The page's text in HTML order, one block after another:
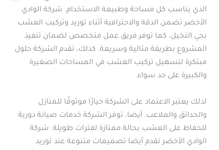
الذي يناسب كل مساحة وطبيعة الاستخدام. شركة الوادي
الأخضر تضمن الدقة والاحترافية أثناء توريد وتركيب العشب
بحي النخيل، كما توفر فريق عمل متخصص لضمان تنفيذ
المشروع بطريقة مثالية وسريعة. كذلك، تقدم الشركة حلول
مبتكرة لتسهيل تركيب العشب في المساحات الصغيرة
والكبيرة على حد سواء.
لذلك يعتبر الاعتماد على الشركة خيارًا موثوقًا للمنازل
والحدائق والملاعب. أيضا، توفر الشركة خدمات صيانة دورية
للحفاظ على العشب بحالة ممتازة لفترات طويلة. شركة
الوادي الأخضر تقدم أيضا تصميمات متنوعة عند توريد